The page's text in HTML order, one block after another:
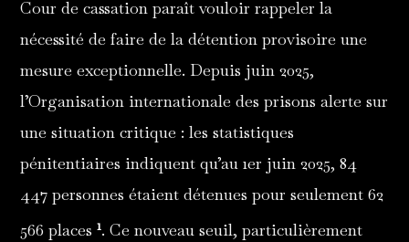
Cour de cassation paraît vouloir rappeler la
nécessité de faire de la détention provisoire une
mesure exceptionnelle. Depuis juin 2025,
l’Organisation internationale des prisons alerte sur
une situation critique : les statistiques
pénitentiaires indiquent qu’au 1er juin 2025, 84
447 personnes étaient détenues pour seulement 62
566 places1. Ce nouveau seuil, particulièrement